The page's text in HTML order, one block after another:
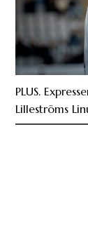
PLUS.
Lilleströms